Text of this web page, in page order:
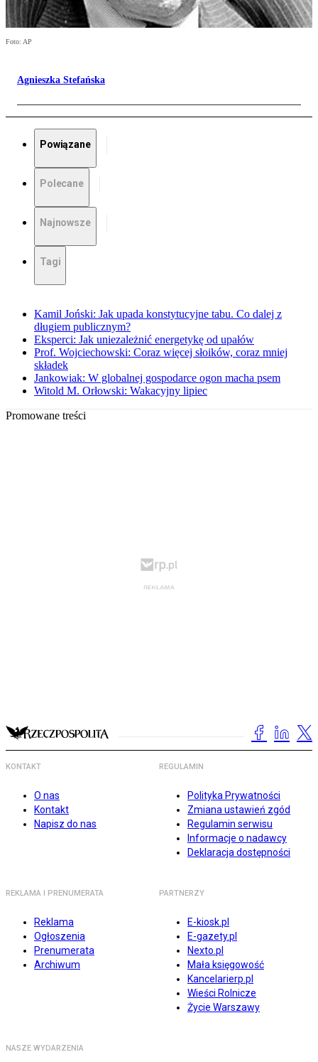
Foto: AP
Agnieszka Stefańska
Powiązane
Polecane
Najnowsze
Tagi
Kamil Joński: Jak upada konstytucyjne tabu. Co dalej z
długiem publicznym?
Eksperci: Jak uniezależnić energetykę od upałów
Prof. Wojciechowski: Coraz więcej słoików, coraz mniej
składek
Jankowiak: W globalnej gospodarce ogon macha psem
Witold M. Orłowski: Wakacyjny lipiec
Promowane treści
KONTAKT
O nas
Kontakt
Napisz do nas
REGULAMIN
Polityka Prywatności
Zmiana ustawień zgód
Regulamin serwisu
Informacje o nadawcy
Deklaracja dostępności
REKLAMA I PRENUMERATA
Reklama
Ogłoszenia
Prenumerata
Archiwum
PARTNERZY
E-kiosk.pl
E-gazety.pl
Nexto.pl
Mała księgowość
Kancelarierp.pl
Wieści Rolnicze
Życie Warszawy
NASZE WYDARZENIA